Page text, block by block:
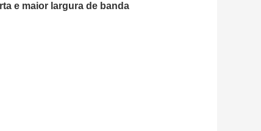
e maior largura de banda